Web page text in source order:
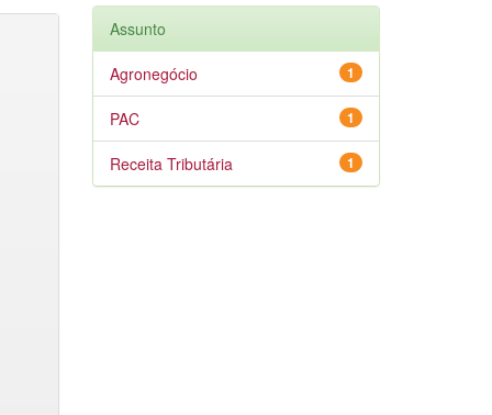
Assunto
1
Agronegócio
1
PAC
1
Receita Tributária